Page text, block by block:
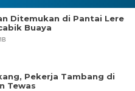
Ditemukan di Pantai Lere
Buaya
Pekerja Tambang di
Tewas